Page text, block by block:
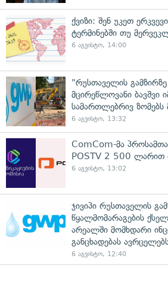
ქვიზი: შენ უკეთ
ტერმინებში თუ
6 აგვისტო, 14:00
"რუსთაველის
მცირეწლოვანი
სამართლებრივ ზომებს
6 აგვისტო, 13:32
ComCom-მა
POSTV 2 500 ლარით
6 აგვისტო, 13:02
ჯივიპი რუსთაველის
წყალმომარაგების
არეალში მომხდარი
განცხადებას
6 აგვისტო, 12:40